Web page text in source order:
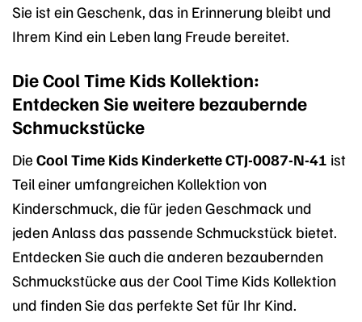
Sie ist ein Geschenk, das in Erinnerung bleibt und
Ihrem Kind ein Leben lang Freude bereitet.
Die Cool Time Kids Kollektion:
Entdecken Sie weitere bezaubernde
Schmuckstücke
Die Cool Time Kids Kinderkette CTJ-0087-N-41 ist
Teil einer umfangreichen Kollektion von
Kinderschmuck, die für jeden Geschmack und
jeden Anlass das passende Schmuckstück bietet.
Entdecken Sie auch die anderen bezaubernden
Schmuckstücke aus der Cool Time Kids Kollektion
und finden Sie das perfekte Set für Ihr Kind.